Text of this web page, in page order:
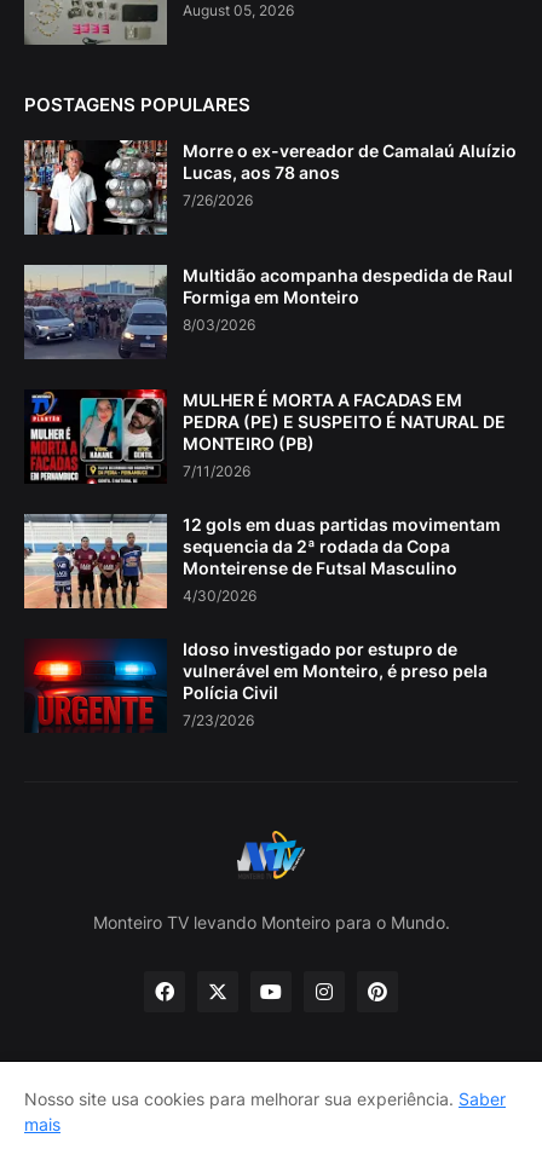
August 05, 2026
POSTAGENS POPULARES
Morre o ex-vereador de Camalaú Aluízio
Lucas, aos 78 anos
7/26/2026
Multidão acompanha despedida de Raul
Formiga em Monteiro
8/03/2026
MULHER É MORTA A FACADAS EM
PEDRA (PE) E SUSPEITO É NATURAL DE
MONTEIRO (PB)
7/11/2026
12 gols em duas partidas movimentam
sequencia da 2ª rodada da Copa
Monteirense de Futsal Masculino
4/30/2026
Idoso investigado por estupro de
vulnerável em Monteiro, é preso pela
Polícia Civil
7/23/2026
Monteiro TV levando Monteiro para o Mundo.
Home Sobre nós
política de Privacidade
Nosso site usa cookies para melhorar sua experiência. Saber
mais